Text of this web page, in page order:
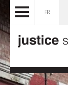
FR